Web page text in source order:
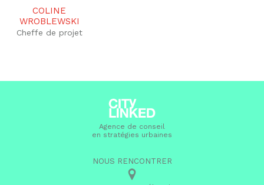
COLINE
WROBLEWSKI
Cheffe de projet
Agence de conseil
en stratégies urbaines
NOUS RENCONTRER